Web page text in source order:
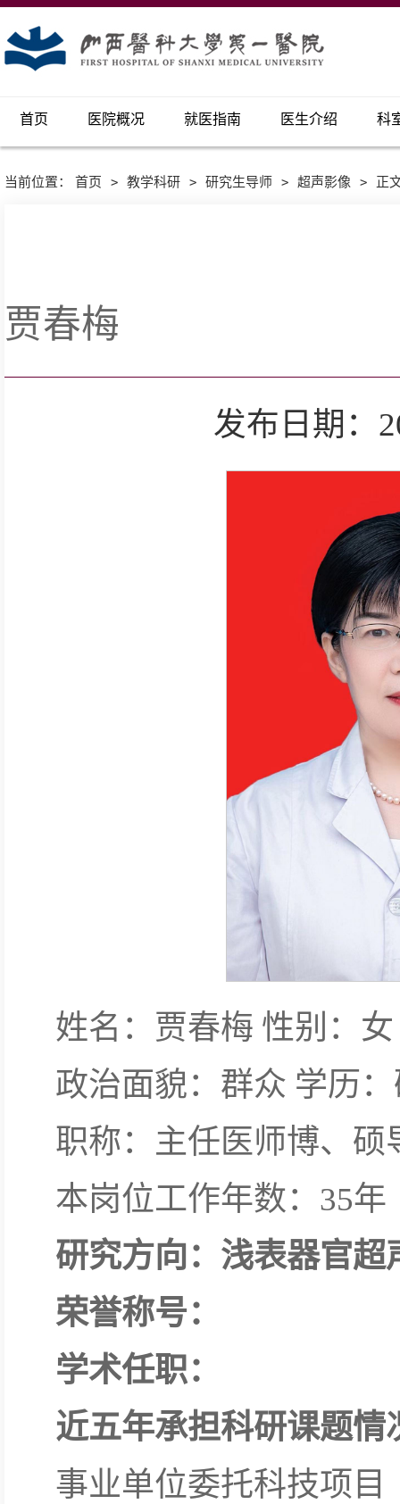
首页 医院概况 就医指南 医生介绍 科
当前位置： 首页 > 教学科研 > 研究生导师 > 超声影像 > 正
贾春梅
发布日期：
姓名：贾春梅 性别：女
政治面貌：群众 学历
职称：主任医师博、硕
本岗位工作年数：35年
研究方向：浅表器官超
荣誉称号：
学术任职：
近五年承担科研课题情
事业单位委托科技项